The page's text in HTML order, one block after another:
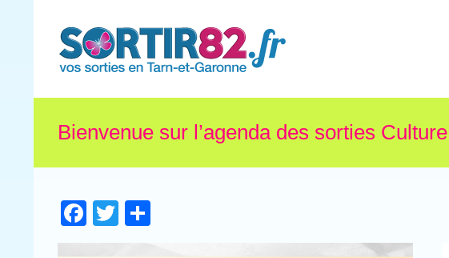
Bienvenue sur l’agenda des sorties
Facebook
Twitter